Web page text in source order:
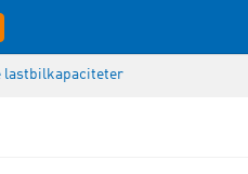
lastbilkapaciteter